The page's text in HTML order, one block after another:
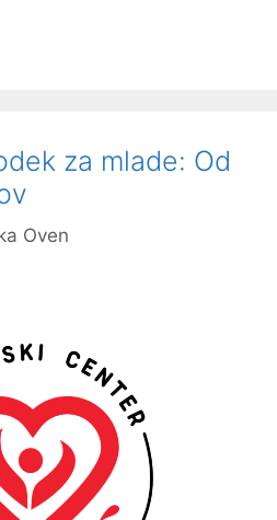
za mlade: Od
Oven